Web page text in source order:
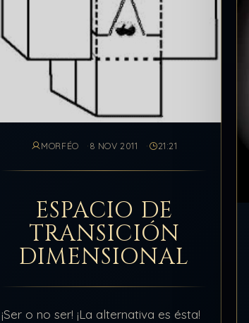
MORFÉO 8 NOV 2011 21:21
ESPACIO DE
TRANSICIÓN
DIMENSIONAL
¡Ser o no ser! ¡La alternativa es ésta!